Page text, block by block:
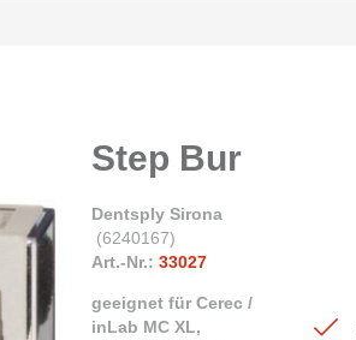
Step Bur
Dentsply Sirona
(6240167)
Art.-Nr.: 33027
geeignet für Cerec /
inLab MC XL,